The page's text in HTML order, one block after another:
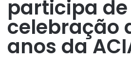
participa de
celebração
anos da